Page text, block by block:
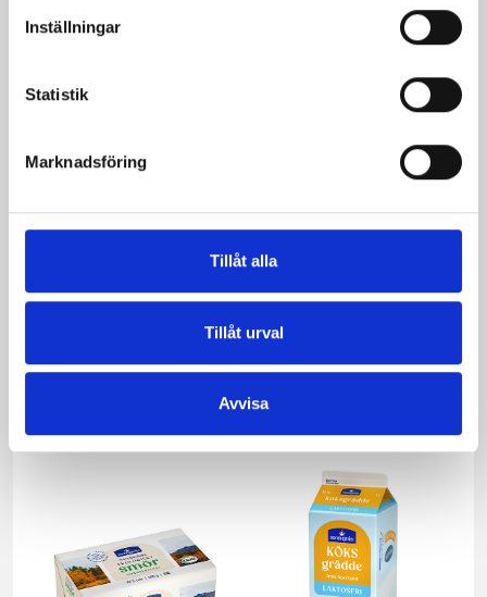
Inställningar
Statistik
Marknadsföring
Tillåt alla
Tillåt urval
Avvisa
1000g
1000g